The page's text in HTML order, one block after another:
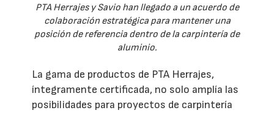
PTA Herrajes y Savio han llegado a un acuerdo de
colaboración estratégica para mantener una
posición de referencia dentro de la carpintería de
aluminio.
La gama de productos de PTA Herrajes,
íntegramente certificada, no solo amplía las
posibilidades para proyectos de carpintería